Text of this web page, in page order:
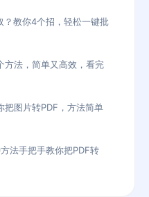
教你4个招，轻松一键批
方法，简单又高效，看完
把图片转PDF，方法简单
法手把手教你把PDF转